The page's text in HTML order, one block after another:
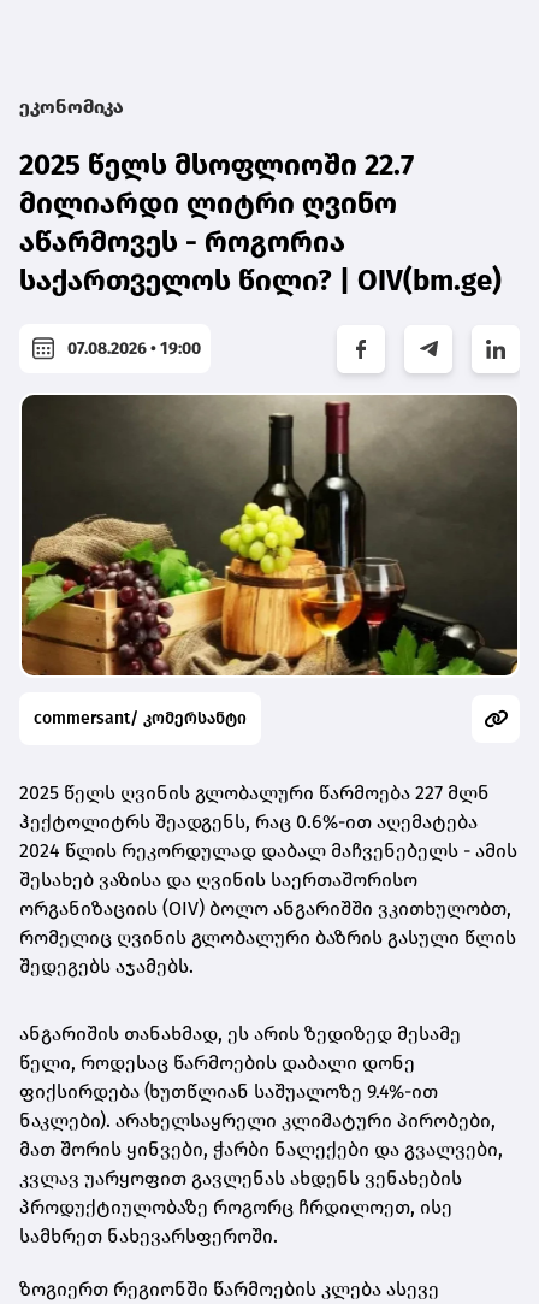
ეკონომიკა
2025 წელს მსოფლიოში 22.7
მილიარდი ლიტრი ღვინო
აწარმოვეს - როგორია
საქართველოს წილი? | OIV(bm.ge)
07.08.2026 • 19:00
commersant/ კომერსანტი
2025 წელს ღვინის გლობალური წარმოება 227 მლნ
ჰექტოლიტრს შეადგენს, რაც 0.6%-ით აღემატება
2024 წლის რეკორდულად დაბალ მაჩვენებელს - ამის
შესახებ ვაზისა და ღვინის საერთაშორისო
ორგანიზაციის (OIV) ბოლო ანგარიშში ვკითხულობთ,
რომელიც ღვინის გლობალური ბაზრის გასული წლის
შედეგებს აჯამებს.
ანგარიშის თანახმად, ეს არის ზედიზედ მესამე
წელი, როდესაც წარმოების დაბალი დონე
ფიქსირდება (ხუთწლიან საშუალოზე 9.4%-ით
ნაკლები). არახელსაყრელი კლიმატური პირობები,
მათ შორის ყინვები, ჭარბი ნალექები და გვალვები,
კვლავ უარყოფით გავლენას ახდენს ვენახების
პროდუქტიულობაზე როგორც ჩრდილოეთ, ისე
სამხრეთ ნახევარსფეროში.
ზოგიერთ რეგიონში წარმოების კლება ასევე